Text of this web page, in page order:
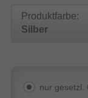
Produktfarbe:
Silber
nur gesetzl.